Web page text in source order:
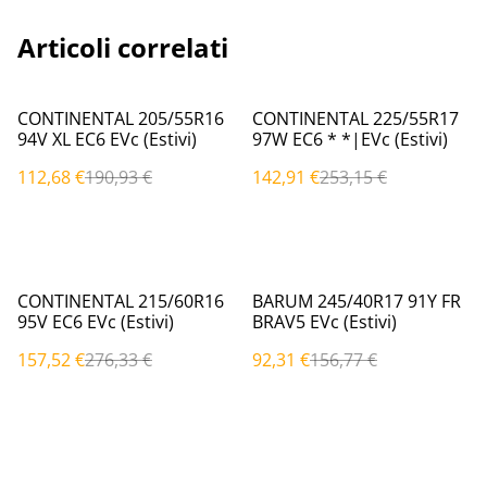
Articoli correlati
%
CONTINENTAL 205/55R16
94V XL EC6 EVc (Estivi)
112,68 €190,93 €
%
CONTINENTAL 225/55R17
97W EC6 * *|EVc (Estivi)
142,91 €253,15 €
%
CONTINENTAL 215/60R16
95V EC6 EVc (Estivi)
157,52 €276,33 €
%
BARUM 245/40R17 91Y FR
BRAV5 EVc (Estivi)
92,31 €156,77 €